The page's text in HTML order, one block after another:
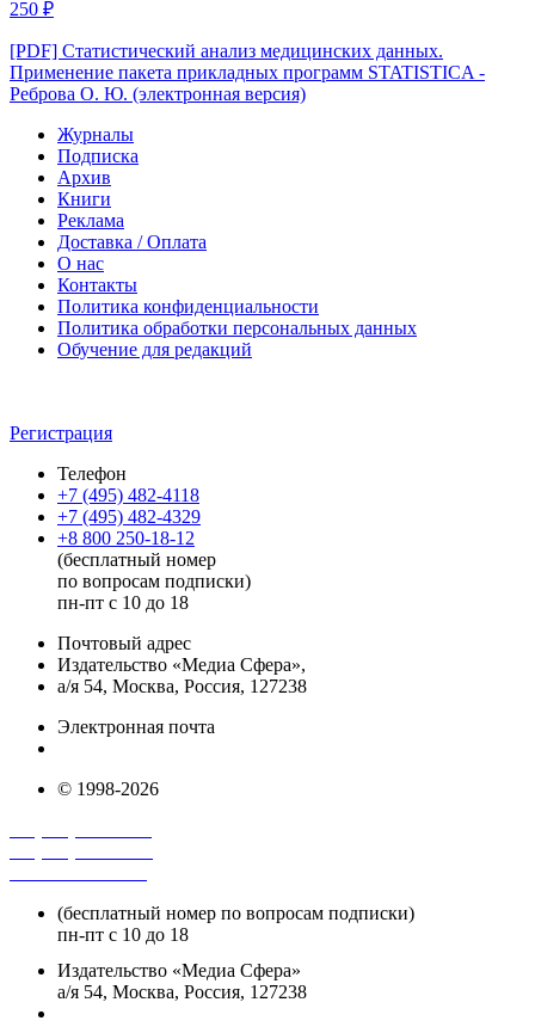
250 ₽
[PDF] Статистический анализ медицинских данных.
Применение пакета прикладных программ STATISTICA -
Реброва О. Ю. (электронная версия)
Журналы
Подписка
Архив
Книги
Реклама
Доставка / Оплата
О нас
Контакты
Политика конфиденциальности
Политика обработки персональных данных
Обучение для редакций
Регистрация
Телефон
+7 (495) 482-4118
+7 (495) 482-4329
+8 800 250-18-12
(бесплатный номер
по вопросам подписки)
пн-пт с 10 до 18
Почтовый адрес
Издательство «Медиа Сфера»,
а/я 54, Москва, Россия, 127238
Электронная почта
© 1998-2026
(бесплатный номер по вопросам подписки)
пн-пт с 10 до 18
Издательство «Медиа Сфера»
а/я 54, Москва, Россия, 127238